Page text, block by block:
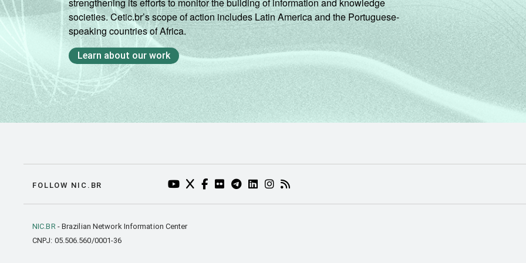
strengthening its efforts to monitor the building of information and knowledge
societies. Cetic.br’s scope of action includes Latin America and the Portuguese-
speaking countries of Africa.
Learn about our work
FOLLOW NIC.BR YOUTUBE DO NIC.BR (ABRE EM NOVA ABA)
TWITTER DO NIC.BR (ABRE EM NOVA ABA)
FACEBOOK DO NIC.BR (ABRE EM NOVA ABA)
FLICKR DO NIC.BR (ABRE EM NOVA ABA)
TELEGRAM DO NIC.BR (ABRE EM NOVA ABA)
LINKEDIN DO NIC.BR (ABRE EM NOVA ABA)
INSTAGRAM DO NIC.BR (ABRE EM NOVA ABA)
RSS DO NIC.BR (ABRE EM NOVA ABA)
NIC.BR- Brazilian Network Information Center
CNPJ: 05.506.560/0001-36